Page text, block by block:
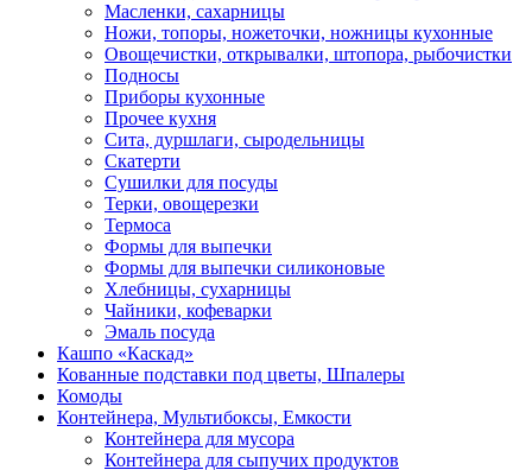
Масленки, сахарницы
Ножи, топоры, ножеточки, ножницы кухонные
Овощечистки, открывалки, штопора, рыбочистки
Подносы
Приборы кухонные
Прочее кухня
Сита, дуршлаги, сыродельницы
Скатерти
Сушилки для посуды
Терки, овощерезки
Термоса
Формы для выпечки
Формы для выпечки силиконовые
Хлебницы, сухарницы
Чайники, кофеварки
Эмаль посуда
Кашпо «Каскад»
Кованные подставки под цветы, Шпалеры
Комоды
Контейнера, Мультибоксы, Емкости
Контейнера для мусора
Контейнера для сыпучих продуктов